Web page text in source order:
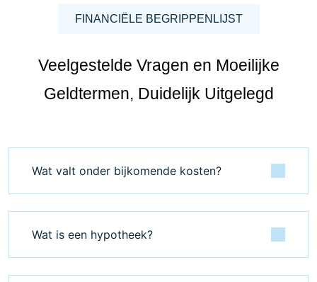
FINANCIËLE BEGRIPPENLIJST
Veelgestelde Vragen en Moeilijke
Geldtermen, Duidelijk Uitgelegd
Wat valt onder bijkomende kosten?
Wat is een hypotheek?